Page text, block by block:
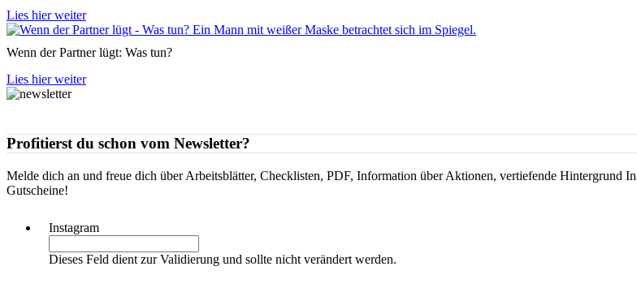
Lies hier weiter
Wenn der Partner lügt: Was tun?
Lies hier weiter
Profitierst du schon vom Newsletter?
Melde dich an und freue dich über Arbeitsblätter, Checklisten, PDF, Information über Aktionen, vertiefende Hintergrund
Gutscheine!
Instagram
Dieses Feld dient zur Validierung und sollte nicht verändert werden.